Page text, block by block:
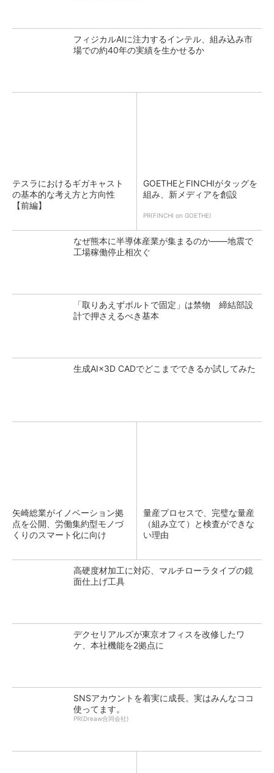
フィジカルAIに注力するインテル、組み込み市
場での約40年の実績を生かせるか
テスラにおけるギガキャスト
の基本的な考え方と方向性
【前編】
GOETHEとFINCHIがタッグを
組み、新メディアを創設
PR(FINCHI on GOETHE)
なぜ熊本に半導体産業が集まるのか――地震で
工場稼働停止相次ぐ
「取りあえずボルトで固定」は禁物 締結部設
計で押さえるべき基本
生成AI×3D CADでどこまでできるか試してみた
矢崎総業がイノベーション拠
点を公開、労働集約型モノづ
くりのスマート化に向け
量産プロセスで、完璧な量産
（組み立て）と検査ができな
い理由
高硬度材加工に対応、マルチローラタイプの鏡
面仕上げ工具
デクセリアルズが東京オフィスを改修したワ
ケ、本社機能を2拠点に
SNSアカウントを着実に成長。実はみんなココ
使ってます。
PR(Dreaw合同会社)